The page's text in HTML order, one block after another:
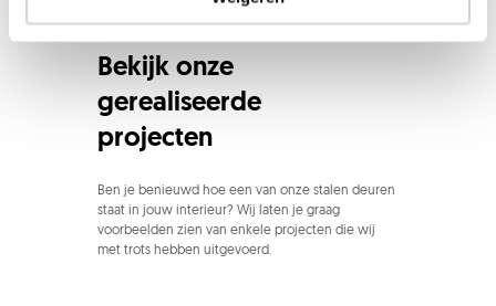
Bekijk onze
gerealiseerde
projecten
Ben je benieuwd hoe een van onze stalen deuren
staat in jouw interieur? Wij laten je graag
voorbeelden zien van enkele projecten die wij
met trots hebben uitgevoerd.